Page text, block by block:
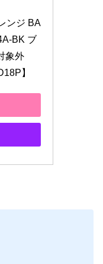
ンジ BA
BK ブ
象外
】